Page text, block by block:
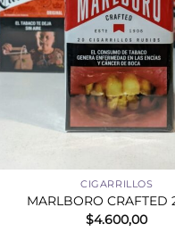
CIGARRILLOS
MARLBORO CRAFTED
$4.600,00